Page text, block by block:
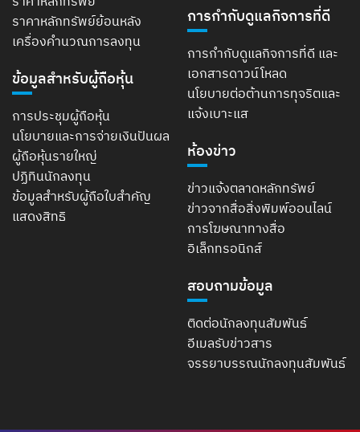
ราคาหลักทรัพย์ย้อนหลัง
เครื่องคำนวณการลงทุน
ข้อมูลสำหรับผู้ถือหุ้น
การประชุมผู้ถือหุ้น
นโยบายและการจ่ายเงินปันผล
ผู้ถือหุ้นรายใหญ่
ปฏิทินนักลงทุน
ข้อมูลสำหรับผู้ถือใบสำคัญ
แสดงสิทธิ
การกำกับดูแลกิจการที่ดี
การกำกับดูแลกิจการที่ดี และ
เอกสารดาวน์โหลด
นโยบายต่อต้านการทุจริตและ
แจ้งเบาะแส
ห้องข่าว
ข่าวแจ้งตลาดหลักทรัพย์
ข่าวจากสื่อสิ่งพิมพ์ออนไลน์
การโฆษณาทางสื่อ
อิเล็กทรอนิกส์
สอบถามข้อมูล
ติดต่อนักลงทุนสัมพันธ์
อีเมลรับข่าวสาร
จรรยาบรรณนักลงทุนสัมพันธ์